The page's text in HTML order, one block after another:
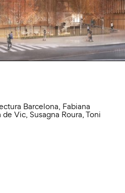
Barcelona, Fabiana
de Vic, Susagna Roura,Toni